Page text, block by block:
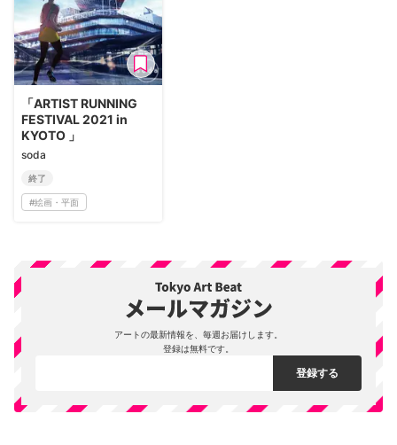
「ARTIST RUNNING
FESTIVAL 2021 in
KYOTO 」
soda
終了
#絵画・平面
アートの最新情報を、毎週お届けします。
登録は無料です。